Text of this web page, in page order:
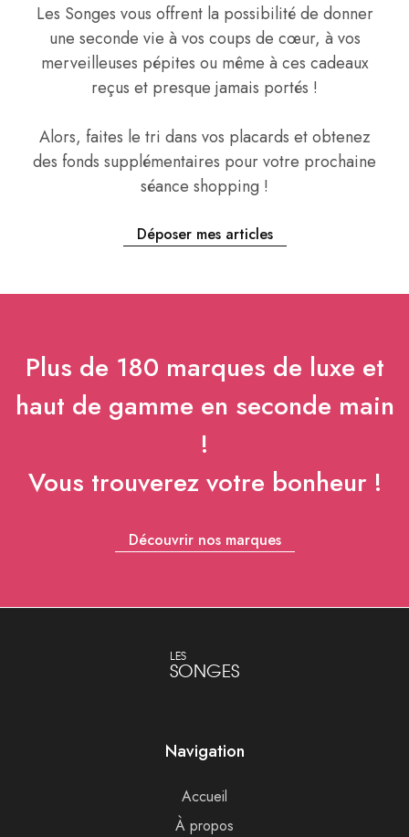
Les Songes vous offrent la possibilité de donner
une seconde vie à vos coups de cœur, à vos
merveilleuses pépites ou même à ces cadeaux
reçus et presque jamais portés !
Alors, faites le tri dans vos placards et obtenez
des fonds supplémentaires pour votre prochaine
séance shopping !
Déposer mes articles
Plus de 180 marques de luxe et
haut de gamme en seconde main
!
Vous trouverez votre bonheur !
Découvrir nos marques
SONGES
LES
Navigation
Accueil
À propos